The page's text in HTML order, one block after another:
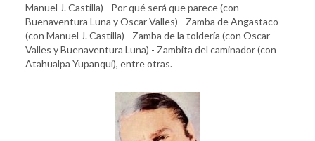
Manuel J. Castilla) - Por qué será que parece (con
Buenaventura Luna y Oscar Valles) - Zamba de Angastaco
(con Manuel J. Castilla) - Zamba de la toldería (con Oscar
Valles y Buenaventura Luna) - Zambita del caminador (con
Atahualpa Yupanqui), entre otras.